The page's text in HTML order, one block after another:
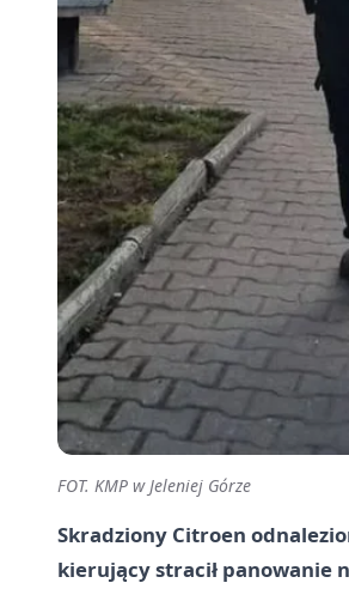
FOT. KMP w Jeleniej Górze
Skradziony Citroen
kierujący stracił panowanie